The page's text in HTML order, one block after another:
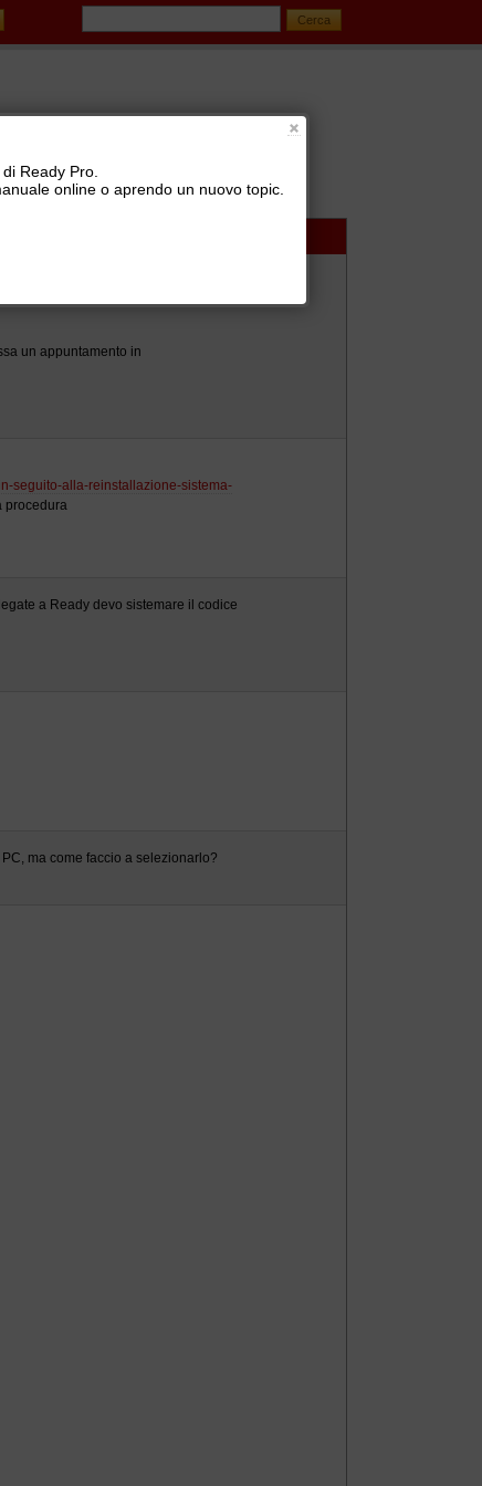
remoto / terminal server
un appuntamento in
seguito-alla-reinstallazione-sistema-
procedura
a Ready devo sistemare il codice
ma come faccio a selezionarlo?
Ready Pro.
online o aprendo un nuovo topic.